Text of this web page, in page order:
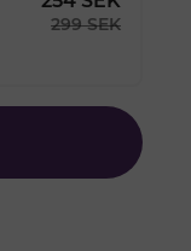
299 SEK